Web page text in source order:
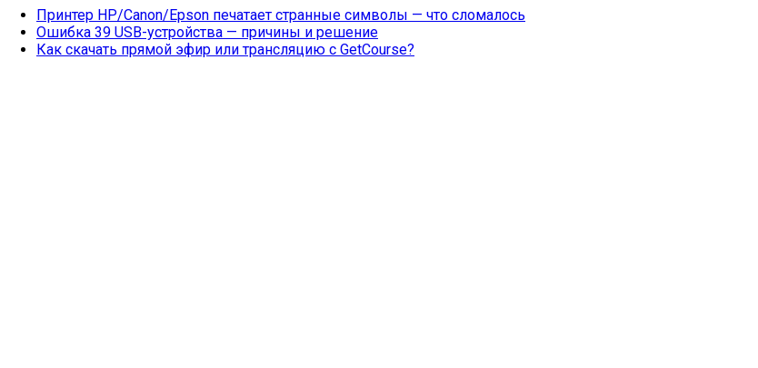
Принтер HP/Canon/Epson печатает странные символы — что сломалось
Ошибка 39 USB-устройства — причины и решение
Как скачать прямой эфир или трансляцию с GetCourse?